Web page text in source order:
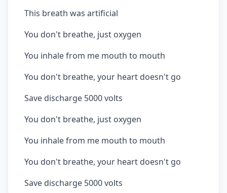
This breath was artificial
You don't breathe, just oxygen
You inhale from me mouth to mouth
You don't breathe, your heart doesn't go
Save discharge 5000 volts
You don't breathe, just oxygen
You inhale from me mouth to mouth
You don't breathe, your heart doesn't go
Save discharge 5000 volts